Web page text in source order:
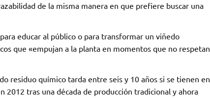
de la misma manera en que prefiere buscar una
educar al público o para transformar un viñedo
que «empujan a la planta en momentos que no respetan
residuo químico tarda entre seis y 10 años si se tienen en
2012 tras una década de producción tradicional y ahora